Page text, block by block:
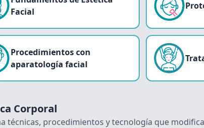
Facial
Procedimientos con
aparatología facial
Corporal
técnicas, procedimientos y tecnología que